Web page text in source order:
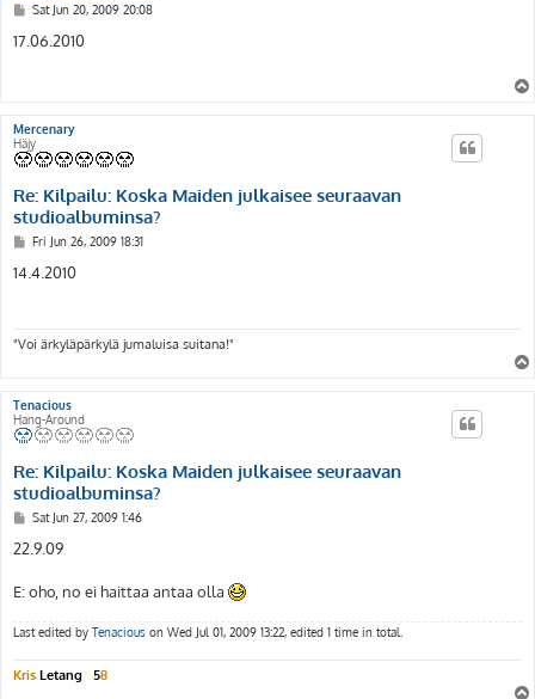
P
s
t
Sat Jun 20, 2009 20:08
17.06.2010
Mercenary
Häjy
Re: Kilpailu: Koska Maiden julkaisee seuraavan
studioalbuminsa?
P
t
Fri Jun 26, 2009 18:31
14.4.2010
"Voi ärkyläpärkylä jumaluisa suitana!"
Tenacious
Hang-Around
Re: Kilpailu: Koska Maiden julkaisee seuraavan
studioalbuminsa?
P
s
t
Sat Jun 27, 2009 1:46
22.9.09
E: oho, no ei haittaa antaa olla
Last edited by Tenacious on Wed Jul 01, 2009 13:22, edited 1 time in total.
Kris Letang #58